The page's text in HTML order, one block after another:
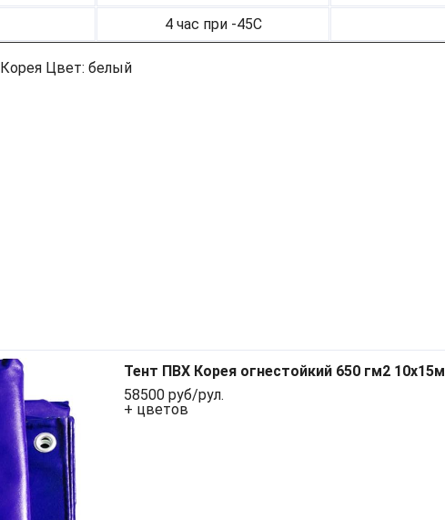
4 час при -45С
Цвет: белый
Тент ПВХ Корея огнестойкий 650 гм2 10х15м
58500 руб/рул.
+ цветов